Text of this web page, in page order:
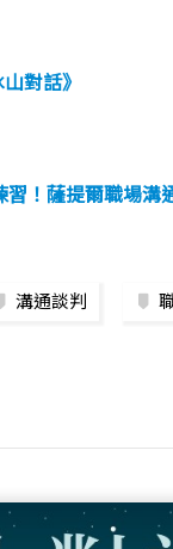
山對話》
習！薩提爾職場溝
溝通談判